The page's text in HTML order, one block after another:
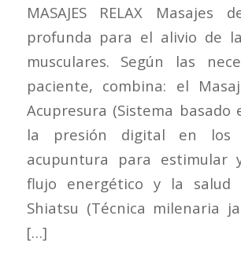
MASAJES RELAX Masajes
profunda para el alivio de
musculares. Según las
paciente, combina: el
Acupresura (Sistema basado
la presión digital en los
acupuntura para estimular
flujo energético y la salud
Shiatsu (Técnica milenaria
[…]